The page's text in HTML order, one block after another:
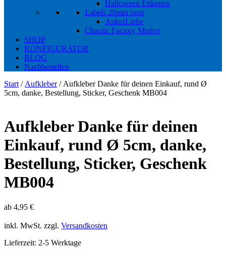
Halloween Etiketten
Labels 20mm breit
AnkerLiebe
Chaotic Factory Motive
SHOP
KONFIGURATOR
BLOG
Nachbestellen
Start / Aufkleber/ Aufkleber Danke für deinen Einkauf, rund Ø
5cm, danke, Bestellung, Sticker, Geschenk MB004
Aufkleber Danke für deinen
Einkauf, rund Ø 5cm, danke,
Bestellung, Sticker, Geschenk
MB004
ab 4,95 €
inkl. MwSt. zzgl. Versandkosten
Lieferzeit: 2-5 Werktage